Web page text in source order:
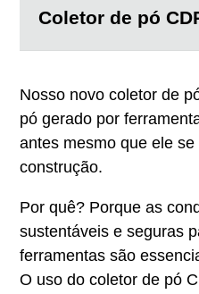
Coletor de pó
Nosso novo coletor de
pó gerado por
antes mesmo que ele
construção.
Por quê? Porque as
sustentáveis e seguras
ferramentas são
O uso do coletor de pó